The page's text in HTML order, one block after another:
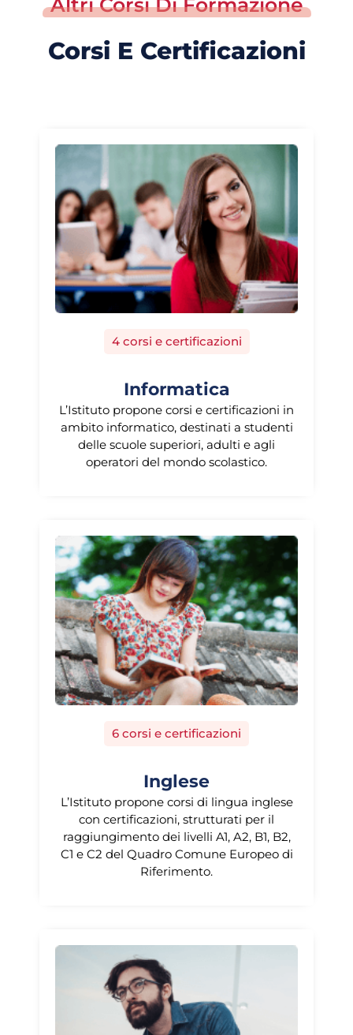
Altri Corsi Di Formazione
Corsi E Certificazioni
4 corsi e certificazioni
Informatica
L’Istituto propone corsi e certificazioni in
ambito informatico, destinati a studenti
delle scuole superiori, adulti e agli
operatori del mondo scolastico.
6 corsi e certificazioni
Inglese
L’Istituto propone corsi di lingua inglese
con certificazioni, strutturati per il
raggiungimento dei livelli A1, A2, B1, B2,
C1 e C2 del Quadro Comune Europeo di
Riferimento.